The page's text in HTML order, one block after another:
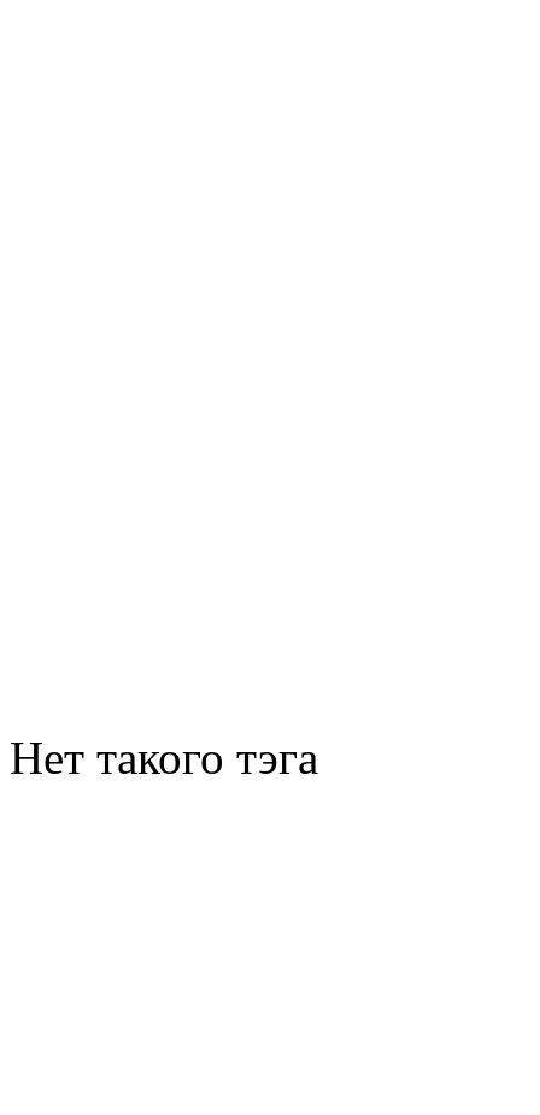
Нет такого тэга